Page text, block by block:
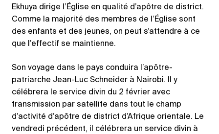
Ekhuya dirige l’Église en qualité d’apôtre de district.
Comme la majorité des membres de l’Église sont
des enfants et des jeunes, on peut s’attendre à ce
que l’effectif se maintienne.
Son voyage dans le pays conduira l’apôtre-
patriarche Jean-Luc Schneider à Nairobi. Il y
célébrera le service divin du 2 février avec
transmission par satellite dans tout le champ
d’activité d’apôtre de district d’Afrique orientale. Le
vendredi précédent, il célébrera un service divin à